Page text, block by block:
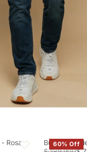
Favoritos
Rosa
60% Off
Buzo tejido